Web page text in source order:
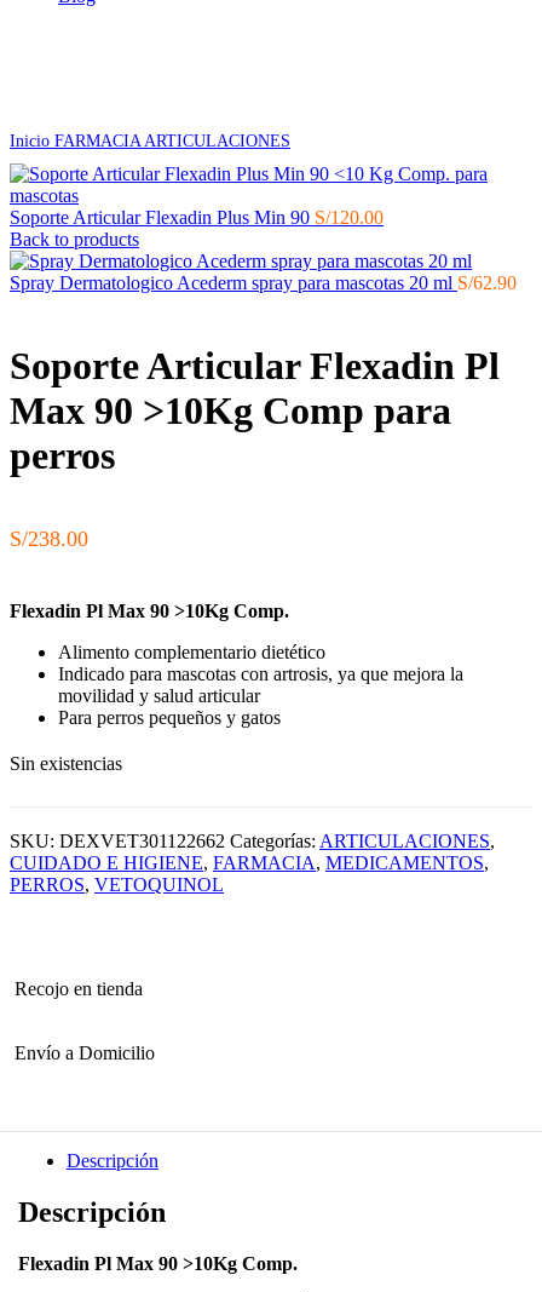
Inicio FARMACIA ARTICULACIONES
Soporte Articular Flexadin Plus Min 90 S/120.00
Back to products
Spray Dermatologico Acederm spray para mascotas 20 ml S/62.90
Soporte Articular Flexadin Pl
Max 90 >10Kg Comp para
perros
S/238.00
Flexadin Pl Max 90 >10Kg Comp.
Alimento complementario dietético
Indicado para mascotas con artrosis, ya que mejora la
movilidad y salud articular
Para perros pequeños y gatos
Sin existencias
SKU: DEXVET301122662 Categorías: ARTICULACIONES,
CUIDADO E HIGIENE, FARMACIA, MEDICAMENTOS,
PERROS, VETOQUINOL
Recojo en tienda
Envío a Domicilio
Descripción
Descripción
Flexadin Pl Max 90 >10Kg Comp.